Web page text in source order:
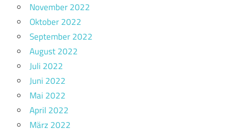
November 2022
Oktober 2022
September 2022
August 2022
Juli 2022
Juni 2022
Mai 2022
April 2022
März 2022